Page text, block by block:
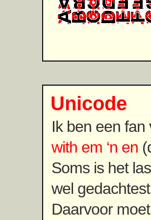
Unicode
Ik ben een
with em ‘n en
Soms is het
wel
Daarvoor